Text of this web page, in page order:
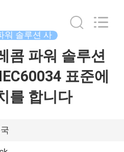
워 솔루션 사
콤 파워 솔루션
표준에
를 합니다